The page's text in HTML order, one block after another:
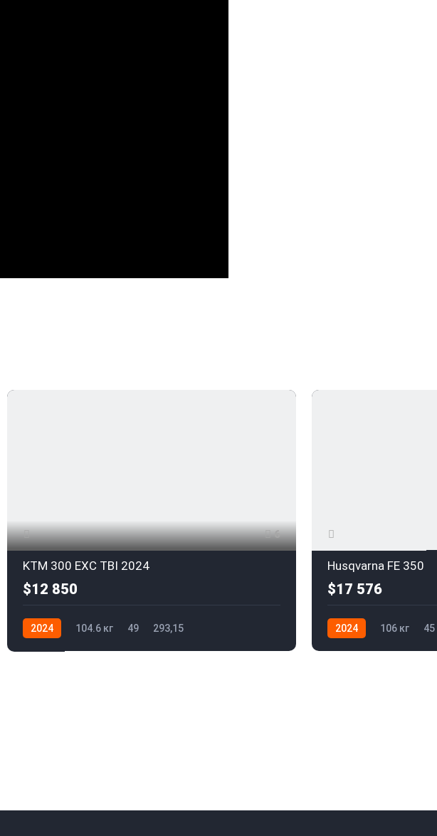
6
KTM 300 EXC TBI 2024
$12 850
2024 104.6 кг 49 293,15
Husqvarna FE 350
$17 576
2024 106 кг 45